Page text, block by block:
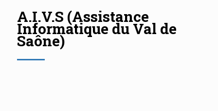
A.I.V.S (Assistance
Informatique du Val de
Saône)